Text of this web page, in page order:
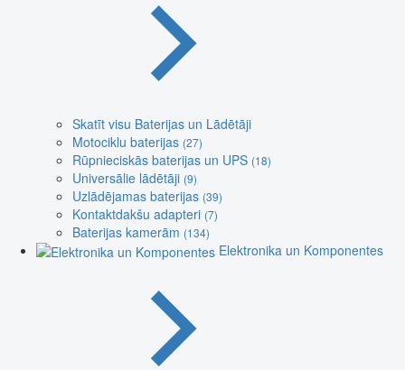
Skatīt visu Baterijas un Lādētāji
Motociklu baterijas (27)
Rūpnieciskās baterijas un UPS (18)
Universālie lādētāji (9)
Uzlādējamas baterijas (39)
Kontaktdakšu adapteri (7)
Baterijas kamerām (134)
Elektronika un Komponentes